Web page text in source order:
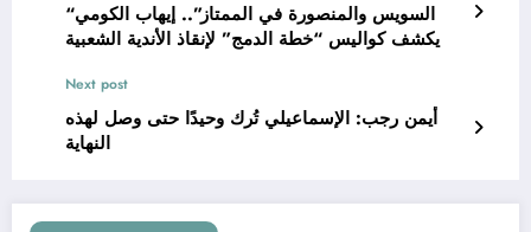
“السويس والمنصورة في الممتاز”.. إيهاب الكومي
يكشف كواليس “خطة الدمج” لإنقاذ الأندية الشعبية
Next post
أيمن رجب: الإسماعيلي تُرك وحيدًا حتى وصل لهذه
النهاية